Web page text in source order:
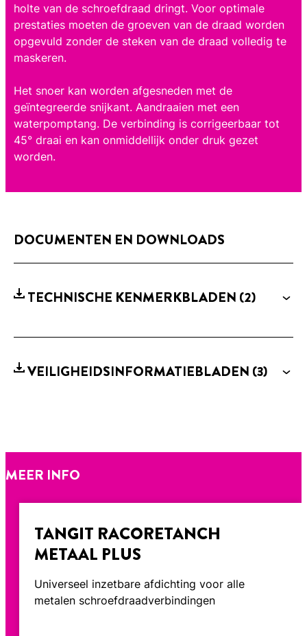
holte van de schroefdraad dringt. Voor optimale
prestaties moeten de groeven van de draad worden
opgevuld zonder de steken van de draad volledig te
maskeren.
Het snoer kan worden afgesneden met de
geïntegreerde snijkant. Aandraaien met een
waterpomptang. De verbinding is corrigeerbaar tot
45° draai en kan onmiddellijk onder druk gezet
worden.
DOCUMENTEN EN DOWNLOADS
TECHNISCHE KENMERKBLADEN (2)
VEILIGHEIDSINFORMATIEBLADEN (3)
MEER INFO
TANGIT RACORETANCH
METAAL PLUS
Universeel inzetbare afdichting voor alle
metalen schroefdraadverbindingen